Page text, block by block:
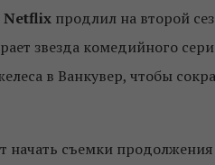
Netflix продлил на второй
звезда комедийного
в Ванкувер, чтобы
съемки продолжения